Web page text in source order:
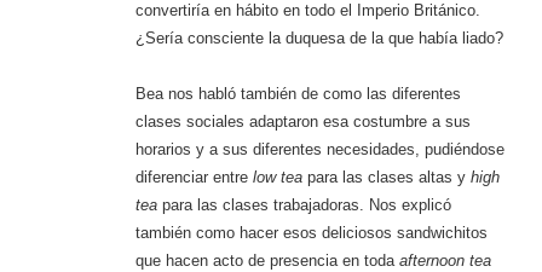
convertiría en hábito en todo el Imperio Británico.
¿Sería consciente la duquesa de la que había liado?
Bea nos habló también de como las diferentes
clases sociales adaptaron esa costumbre a sus
horarios y a sus diferentes necesidades, pudiéndose
diferenciar entre low teapara las clases altas y high
tea para las clases trabajadoras. Nos explicó
también como hacer esos deliciosos sandwichitos
que hacen acto de presencia en toda afternoon tea